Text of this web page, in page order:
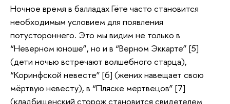
Ночное время в балладах Гёте часто становится
необходимым условием для появления
потустороннего. Это мы видим не только в
“Неверном юноше”, но и в “Верном Эккарте” [5]
(дети ночью встречают волшебного старца),
“Коринфской невесте” [6] (жених навещает свою
мёртвую невесту), в “Пляске мертвецов” [7]
(кладбищенский сторож становится свидетелем